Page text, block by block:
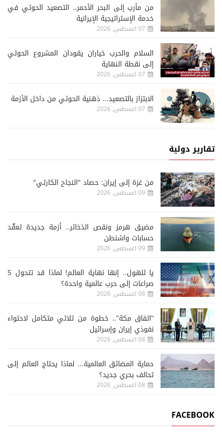
من مأرب إلى البحر الأحمر.. التصعيد الحوثي في
خدمة الإستراتيجية الإيرانية
07 اغسطس, 2026
السلام والحرب خياران يقودان المشروع الحوثي
إلى نقطة النهاية
07 اغسطس, 2026
الابتزاز بالتصعيد... ذهنية الحوثي من داخل الأزمة
07 اغسطس, 2026
تقارير دولية
من غزة إلى إيران: حصاد "النجاح الكارثي"
09 اغسطس, 2026
مضيق هرمز ونقص الذخائر.. أزمة جديدة تعقّد
حسابات واشنطن
09 اغسطس, 2026
يا للهول.. إنها نهاية العالم! لماذا قد تتحول 5
صراعات إلى حرب عالمية واحدة؟
08 اغسطس, 2026
“اتفاق مكة”.. خطوة من ثلاثي متكامل لاحتواء
نفوذي إيران وإسرائيل
08 اغسطس, 2026
حماية المضائق العالمية... لماذا يحتاج العالم إلى
تحالف بحري جديد؟
08 اغسطس, 2026
FACEBOOK